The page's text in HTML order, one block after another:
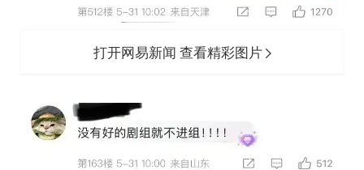
打开网易新闻 查看精彩图片